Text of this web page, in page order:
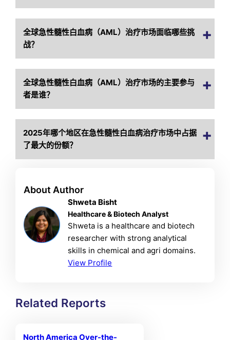
全球急性髓性白血病（AML）治疗市场面临哪些挑
战？
全球急性髓性白血病（AML）治疗市场的主要参与
者是谁？
2025年哪个地区在急性髓性白血病治疗市场中占据
了最大的份额？
About Author
Shweta Bisht
Healthcare & Biotech Analyst
Shweta is a healthcare and biotech
researcher with strong analytical
skills in chemical and agri domains.
View Profile
Related Reports
North America Over-the-